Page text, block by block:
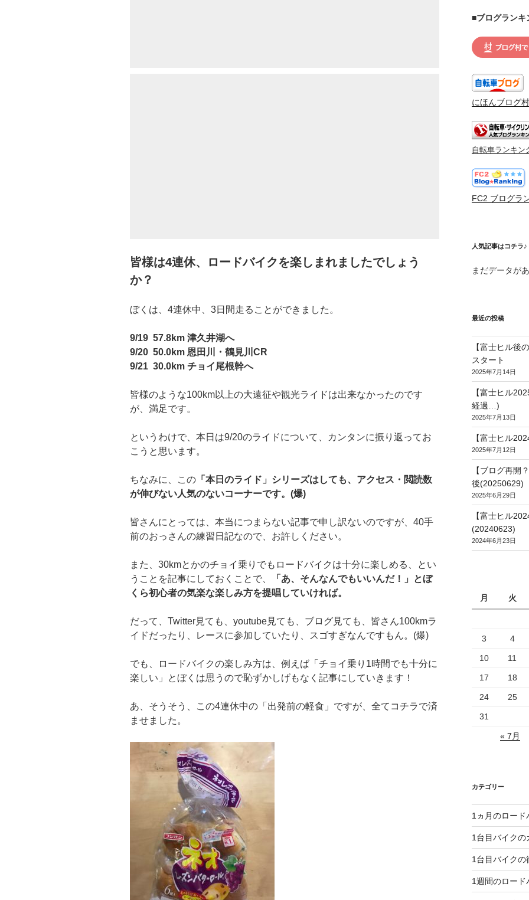
皆様は4連休、ロードバイクを楽しまれましたでしょう
か？
ぼくは、4連休中、3日間走ることができました。
9/19 57.8km 津久井湖へ
9/20 50.0km 恩田川・鶴見川CR
9/21 30.0km チョイ尾根幹へ
皆様のような100km以上の大遠征や観光ライドは出来なかったのです
が、満足です。
というわけで、本日は9/20のライドについて、カンタンに振り返ってお
こうと思います。
ちなみに、この 「本日のライド」シリーズはしても、アクセス・閲読数
が伸びない人気のないコーナーです。(爆)
皆さんにとっては、本当につまらない記事で申し訳ないのですが、40手
前のおっさんの練習日記なので、お許しください。
また、30kmとかのチョイ乗りでもロードバイクは十分に楽しめる、とい
うことを記事にしておくことで、
「あ、そんなんでもいいんだ！」とぼ
くら初心者の気楽な楽しみ方を提唱していければ。
だって、Twitter見ても、youtube見ても、ブログ見ても、皆さん100kmラ
イドだったり、レースに参加していたり、スゴすぎなんですもん。(爆)
でも、ロードバイクの楽しみ方は、例えば「チョイ乗り1時間でも十分に
楽しい」とぼくは思うので恥ずかしげもなく記事にしていきます！
あ、そうそう、この4連休中の「出発前の軽食」ですが、全てコチラで済
ませました。
■ブログランキ
にほんブログ村
自転車ランキン
FC2 ブログラ
人気記事はコチラ♪
まだデータが
最近の投稿
【富士ヒル後
スタート
2025年7月14日
【富士ヒル
経過…)
2025年7月13日
【富士ヒル
2025年7月12日
【ブログ再開
後(20250629)
2025年6月29日
【富士ヒル
(20240623)
2024年6月23日
月 火
3 4
10 11
17 18
24 25
31
« 7月
カテゴリー
1ヵ月のロード
1台目バイクの
1台目バイクの
1週間のロード